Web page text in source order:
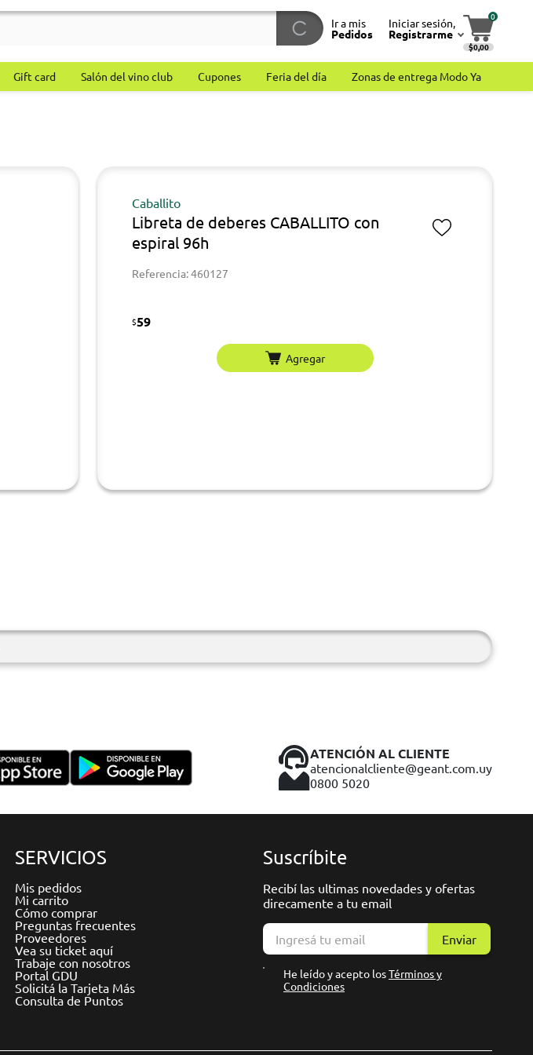
Ir a mis
Pedidos
Iniciar sesión,
Registrarme
0
$0,00
Gift card Salón del vino club Cupones Feria del día Zonas de entrega Modo Ya
Caballito
Libreta de deberes CABALLITO con
espiral 96h
Referencia: 460127
$59
Agregar
ATENCIÓN AL CLIENTE
atencionalcliente@geant.com.uy
0800 5020
SERVICIOS
Mis pedidos
Mi carrito
Cómo comprar
Preguntas frecuentes
Proveedores
Vea su ticket aquí
Trabaje con nosotros
Portal GDU
Solicitá la Tarjeta Más
Consulta de Puntos
Suscríbite
Recibí las ultimas novedades y ofertas
direcamente a tu email
Enviar
He leído y acepto losTérminos y
Condiciones